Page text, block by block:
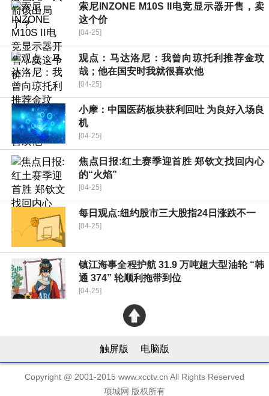
索尼INZONE M10S II电竞显示器开售，卖
这个价
[04-25]
观点：马达洛尼：我曾向琼托利推荐金玟
哉；他在国安时我就很喜欢他
[04-25]
小摩：中国医药板块获利回吐 为良好入场良
机
[04-25]
焦点日报:红土赛季迎首胜 郑钦文找回内心
的“火焰”
[04-25]
每日观点:纽约股市三大股指24日涨跌不一
[04-25]
镇江海事全程护航 31.9 万吨超大型油轮 “韩
通 374” 轮顺利拖带到位
[04-25]
触屏版 电脑版
Copyright @ 2001-2015 www.xcctv.cn All Rights Reserved
项城网 版权所有